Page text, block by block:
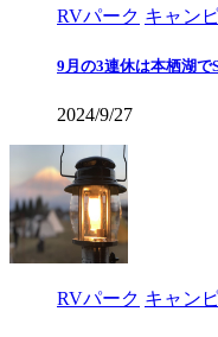
RVパーク キャン
9月の3連休は本栖湖で
2024/9/27
RVパーク キャン